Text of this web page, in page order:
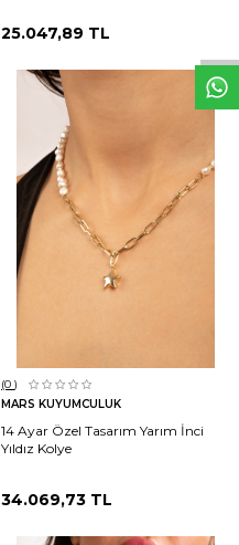
25.047,89 TL
(0 )
MARS KUYUMCULUK
14 Ayar Özel Tasarım Yarım İnci
Yıldız Kolye
34.069,73 TL